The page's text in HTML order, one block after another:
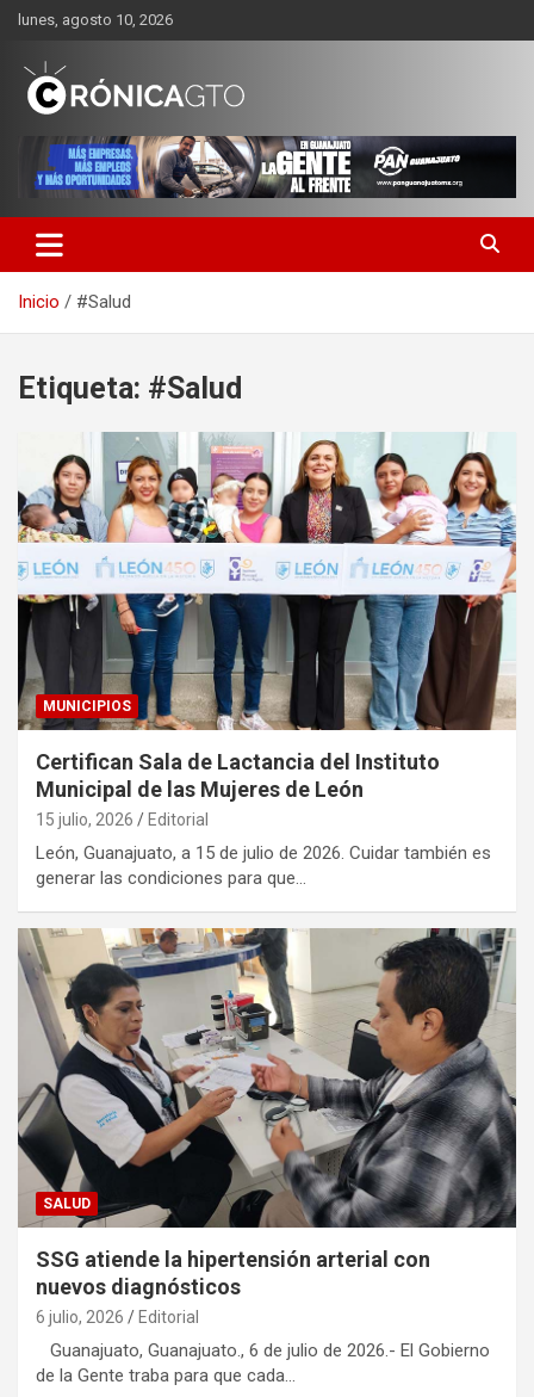
Saltar
contenido
lunes, agosto 10, 2026
CRONICA GUANAJUATO
Inicio #Salud
Etiqueta: #Salud
MUNICIPIOS
Certifican Sala de Lactancia del Instituto
Municipal de las Mujeres de León
15 julio, 2026 Editorial
León, Guanajuato, a 15 de julio de 2026. Cuidar también es
generar las condiciones para que…
SALUD
SSG atiende la hipertensión arterial con
nuevos diagnósticos
6 julio, 2026 Editorial
Guanajuato, Guanajuato., 6 de julio de 2026.- El Gobierno
de la Gente traba para que cada…